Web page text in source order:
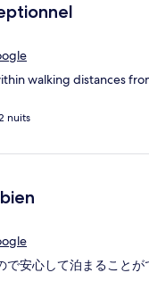
walking distances
nuits
で安心して泊まることが